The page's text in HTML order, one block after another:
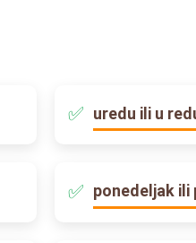
uredu ili u
ponedeljak ili